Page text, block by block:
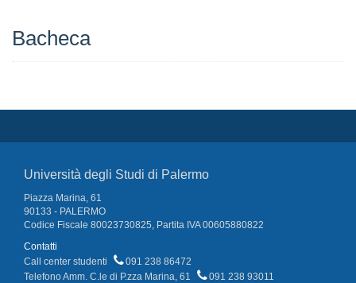
Bacheca
Università degli Studi di Palermo
Piazza Marina, 61
90133 - PALERMO
Codice Fiscale 80023730825, Partita IVA 00605880822
Contatti
Call center studenti
091 238 86472
Telefono Amm. C.le di P.zza Marina, 61
091 238 93011